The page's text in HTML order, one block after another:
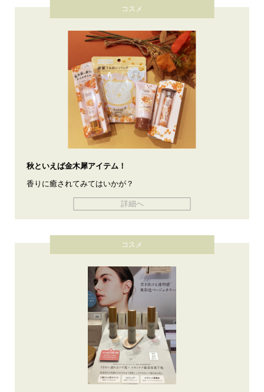
コスメ
秋といえば金木犀アイテム！
香りに癒されてみてはいかが？
詳細へ
コスメ